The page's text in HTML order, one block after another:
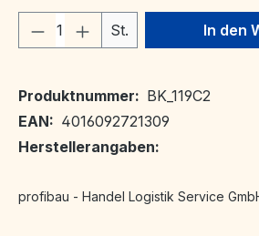
Produkt Anzahl: Gib
St. In den
Produktnummer: BK_119C2
EAN: 4016092721309
Herstellerangaben:
profibau - Handel Logistik Service